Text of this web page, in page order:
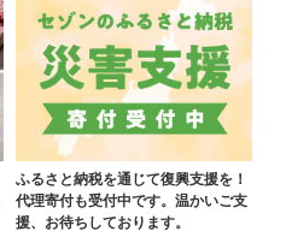
ふるさと納税を通じて復興支援を！
代理寄付も受付中です。温かいご支
援、お待ちしております。